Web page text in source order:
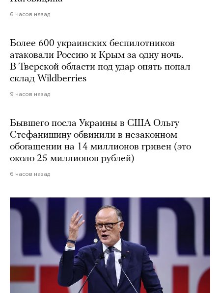
6 часов назад
Более 600 украинских беспилотников
атаковали Россию и Крым за одну ночь.
В Тверской области под удар опять попал
склад Wildberries
9 часов назад
Бывшего посла Украины в США Ольгу
Стефанишину обвинили в незаконном
обогащении на 14 миллионов гривен (это
около 25 миллионов рублей)
6 часов назад